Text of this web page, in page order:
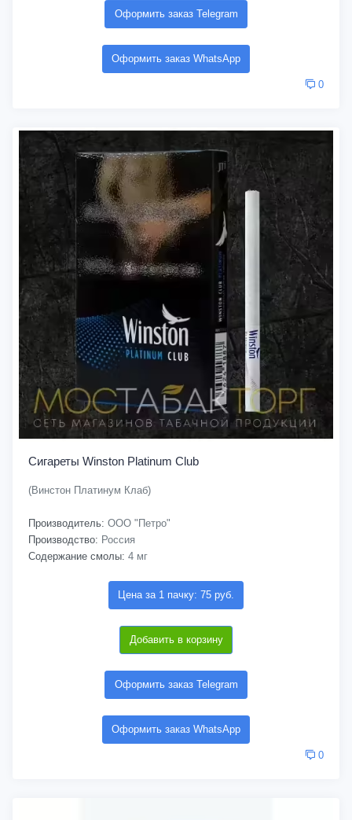
Оформить заказ Telegram
Оформить заказ WhatsApp
0
Сигареты Winston Platinum Club
(Винстон Платинум Клаб)
Производитель: ООО "Петро"
Производство: Россия
Содержание смолы: 4 мг
Цена за 1 пачку: 75 руб.
Добавить в корзину
Оформить заказ Telegram
Оформить заказ WhatsApp
0